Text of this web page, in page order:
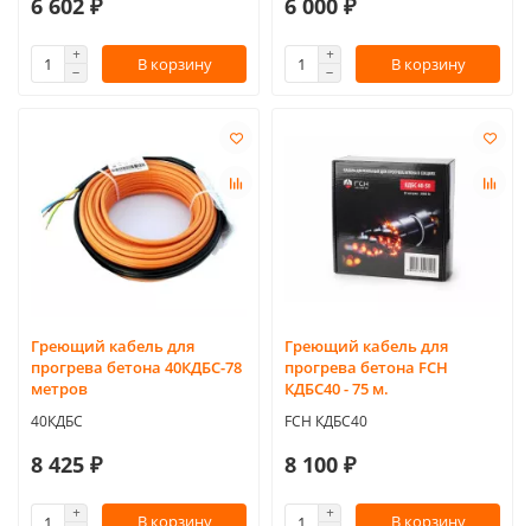
6 602 ₽
В корзину
6 000 ₽
В корзину
Греющий кабель для
прогрева бетона 40КДБС-78
метров
40КДБС
8 425 ₽
Греющий кабель для
прогрева бетона FCH
КДБС40 - 75 м.
FCH КДБС40
8 100 ₽